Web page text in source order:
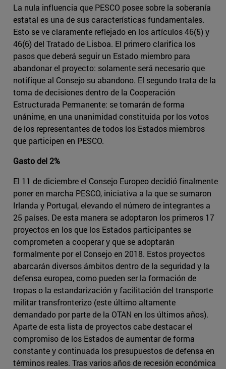
La nula influencia que PESCO posee sobre la soberanía
estatal es una de sus características fundamentales.
Esto se ve claramente reflejado en los artículos 46(5) y
46(6) del Tratado de Lisboa. El primero clarifica los
pasos que deberá seguir un Estado miembro para
abandonar el proyecto: solamente será necesario que
notifique al Consejo su abandono. El segundo trata de la
toma de decisiones dentro de la Cooperación
Estructurada Permanente: se tomarán de forma
unánime, en una unanimidad constituida por los votos
de los representantes de todos los Estados miembros
que participen en PESCO.
Gasto del 2%
El 11 de diciembre el Consejo Europeo decidió finalmente
poner en marcha PESCO, iniciativa a la que se sumaron
Irlanda y Portugal, elevando el número de integrantes a
25 países. De esta manera se adoptaron los primeros 17
proyectos en los que los Estados participantes se
comprometen a cooperar y que se adoptarán
formalmente por el Consejo en 2018. Estos proyectos
abarcarán diversos ámbitos dentro de la seguridad y la
defensa europea, como pueden ser la formación de
tropas o la estandarización y facilitación del transporte
militar transfronterizo (este último altamente
demandado por parte de la OTAN en los últimos años).
Aparte de esta lista de proyectos cabe destacar el
compromiso de los Estados de aumentar de forma
constante y continuada los presupuestos de defensa en
términos reales. Tras varios años de recesión económica